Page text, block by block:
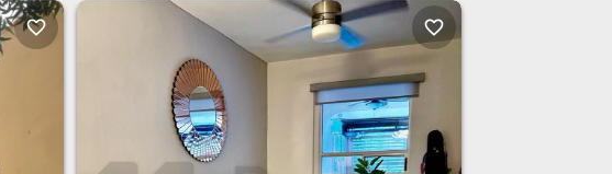
favorite_border favorite_border